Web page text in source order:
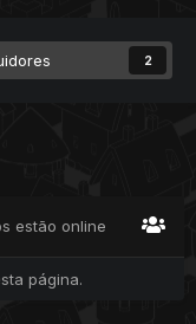
2
estão online
página.